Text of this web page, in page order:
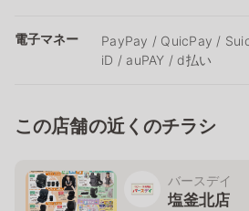
電子マネー
PayPay / QuicPay /
iD / auPAY / d払い
この店舗の近くのチラシ
バースデイ
塩釜北店